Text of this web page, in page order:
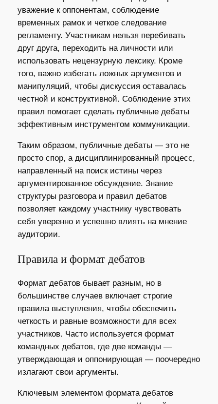
уважение к оппонентам, соблюдение
временных рамок и четкое следование
регламенту. Участникам нельзя перебивать
друг друга, переходить на личности или
использовать нецензурную лексику. Кроме
того, важно избегать ложных аргументов и
манипуляций, чтобы дискуссия оставалась
честной и конструктивной. Соблюдение этих
правил помогает сделать публичные дебаты
эффективным инструментом коммуникации.
Таким образом, публичные дебаты — это не
просто спор, а дисциплинированный процесс,
направленный на поиск истины через
аргументированное обсуждение. Знание
структуры разговора и правил дебатов
позволяет каждому участнику чувствовать
себя уверенно и успешно влиять на мнение
аудитории.
Правила и формат дебатов
Формат дебатов бывает разным, но в
большинстве случаев включает строгие
правила выступления, чтобы обеспечить
четкость и равные возможности для всех
участников. Часто используется формат
командных дебатов, где две команды —
утверждающая и оппонирующая — поочередно
излагают свои аргументы.
Ключевым элементом формата дебатов